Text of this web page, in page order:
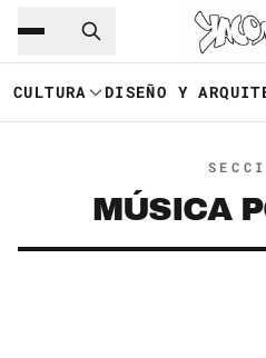
Saltar al contenido
CULTURA DISEÑO Y
MÚSICA